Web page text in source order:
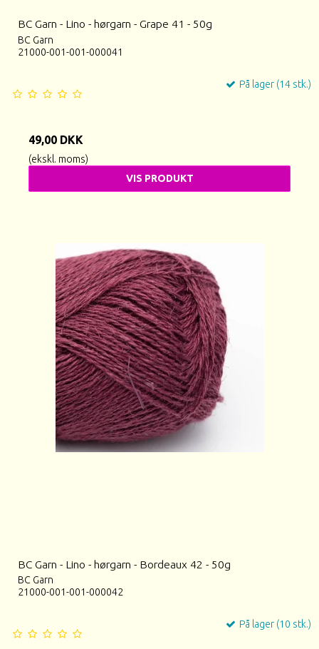
BC Garn - Lino - hørgarn - Grape 41 - 50g
BC Garn
21000-001-001-000041
På lager (14 stk.)
49,00 DKK
(ekskl. moms)
VIS PRODUKT
BC Garn - Lino - hørgarn - Bordeaux 42 - 50g
BC Garn
21000-001-001-000042
På lager (10 stk.)